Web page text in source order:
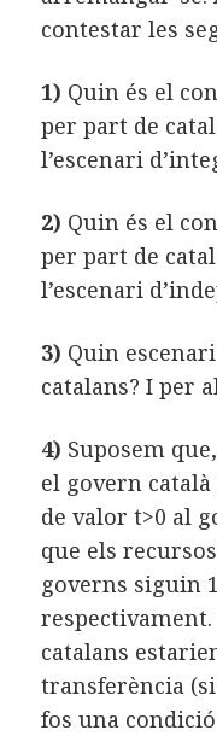
contestar les
1) Quin és el
per part de
l’escenari
2) Quin és el
per part de
l’escenari
3) Quin
catalans? I per
4) Suposem
el govern
de valor t>0 al
que els
governs siguin
catalans
transferència
fos una